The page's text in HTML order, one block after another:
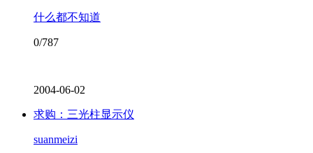
什么都不知道
0/787
2004-06-02
求购：三光柱显示仪
suanmeizi